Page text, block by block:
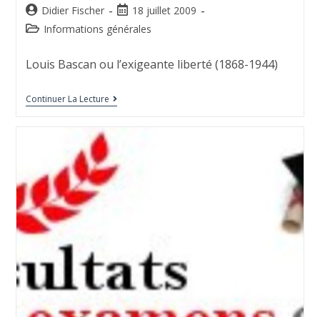
Didier Fischer
18 juillet 2009
Informations générales
Louis Bascan ou l’exigeante liberté (1868-1944)
Continuer La Lecture